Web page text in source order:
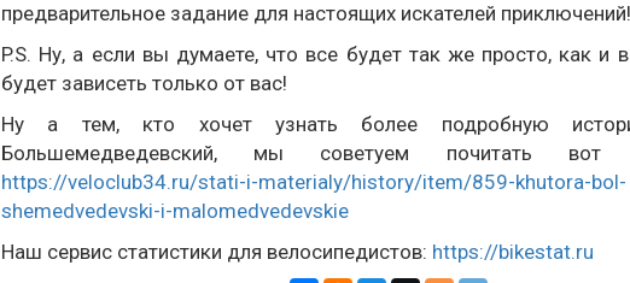
предварительное задание для настоящих искателей приключений!
P.S. Ну, а если вы думаете, что все будет так же просто, как и
будет зависеть только от вас!
Ну а тем, кто хочет узнать более подробную
Большемедведевский, мы советуем почитать вот
https://veloclub34.ru/stati-i-materialy/history/item/859-khutora-bol-
shemedvedevski-i-malomedvedevskie
Наш сервис статистики для велосипедистов: https://bikestat.ru